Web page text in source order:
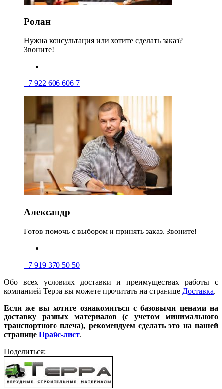
Ролан
Нужна консультация или хотите сделать заказ?
Звоните!
+7 922 606 606 7
Александр
Готов помочь с выбором и принять заказ. Звоните!
+7 919 370 50 50
Обо всех условиях доставки и преимуществах работы с
компанией Терра вы можете прочитать на странице Доставка.
Если же вы хотите ознакомиться с базовыми ценами на
доставку разных материалов (с учетом минимального
транспортного плеча), рекомендуем сделать это на нашей
странице Прайс-лист.
Поделиться: